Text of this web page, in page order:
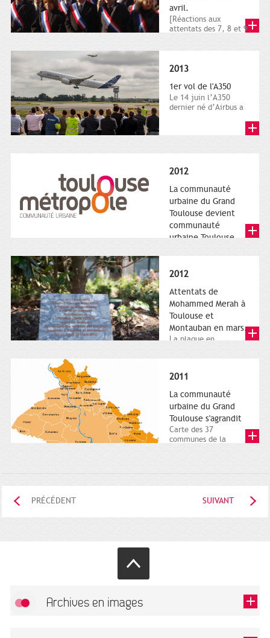
avril.
[Réactions aux
attentats des 7, 8 et 9
2013
1er vol de l'A350
Le 14 juin l’A350
dernier né d’Airbus a
2012
La communauté
urbaine du Grand
Toulouse devient
communauté
urbaine Toulouse
Métropole,
représentant l'anneau
de Moëbius.
2012
Attentats de
Mohammed Merah à
Toulouse et
Montauban en mars.
La plaque en
Charles-de-Gaulle.
2011
La communauté
urbaine du Grand
Toulouse s'agrandit
Carte des 37
communes de la
PRÉCÉDENT SUIVANT
Archives en images